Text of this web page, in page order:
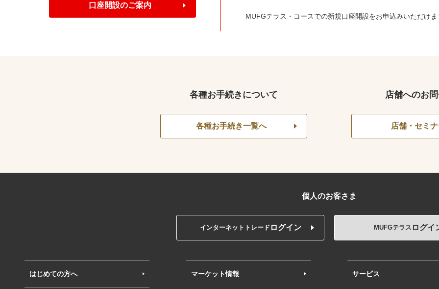
口座開設のご案内
MUFGテラス・コースでの新規口座開設をお申込みいただけま
各種お手続きについて
各種お手続き一覧へ
店舗へのお
店舗・セミ
個人のお客さま
インターネットトレード ログイン MUFGテラス ログイ
はじめての方へ マーケット情報 サービス